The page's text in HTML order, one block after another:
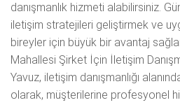
danışmanlık hizmeti alabilirsiniz.
iletişim stratejileri geliştirmek ve
bireyler için büyük bir avantaj
Mahallesi Şirket İçin İletişim
Yavuz, iletişim danışmanlığı
olarak, müşterilerine profesyonel